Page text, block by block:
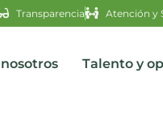
Transparencia Atención y
Talento y